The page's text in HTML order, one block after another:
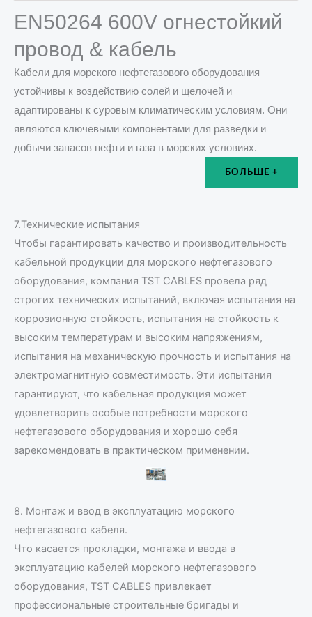
EN50264 600V огнестойкий
провод & кабель
Кабели для морского нефтегазового оборудования
устойчивы к воздействию солей и щелочей и
адаптированы к суровым климатическим условиям. Они
являются ключевыми компонентами для разведки и
добычи запасов нефти и газа в морских условиях.
БОЛЬШЕ +
7.Технические испытания
Чтобы гарантировать качество и производительность
кабельной продукции для морского нефтегазового
оборудования, компания TST CABLES провела ряд
строгих технических испытаний, включая испытания на
коррозионную стойкость, испытания на стойкость к
высоким температурам и высоким напряжениям,
испытания на механическую прочность и испытания на
электромагнитную совместимость. Эти испытания
гарантируют, что кабельная продукция может
удовлетворить особые потребности морского
нефтегазового оборудования и хорошо себя
зарекомендовать в практическом применении.
8. Монтаж и ввод в эксплуатацию морского
нефтегазового кабеля.
Что касается прокладки, монтажа и ввода в
эксплуатацию кабелей морского нефтегазового
оборудования, TST CABLES привлекает
профессиональные строительные бригады и